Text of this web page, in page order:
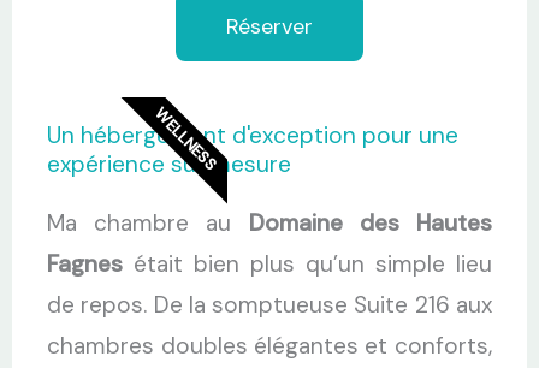
Réserver
WELLNESS
Un hébergement d'exception pour une
expérience sur mesure
Ma chambre au Domaine des Hautes
Fagnes était bien plus qu’un simple lieu
de repos. De la somptueuse Suite 216 aux
chambres doubles élégantes et conforts,